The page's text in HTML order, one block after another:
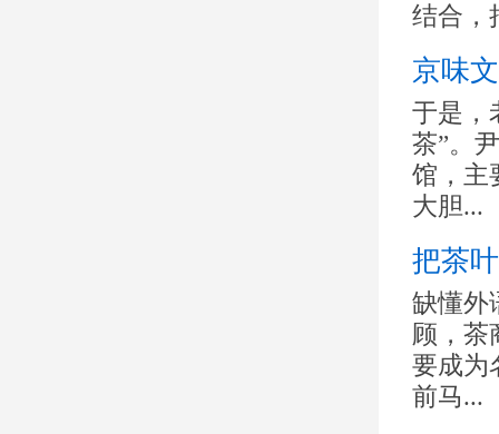
结合，
京味
于是，
茶”。
馆，主
大胆...
把茶
缺懂
顾，茶
要成
前马...